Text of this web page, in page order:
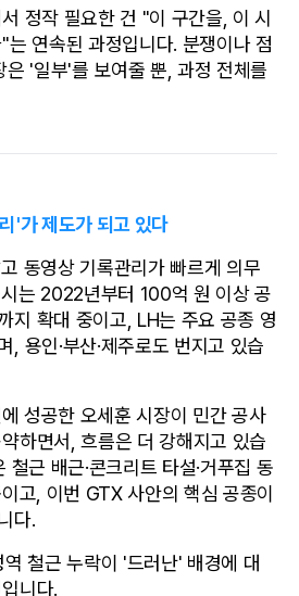
정작 필요한 건 "이 구간을, 이 시
는 연속된 과정입니다. 분쟁이나 점
은 '일부'를 보여줄 뿐, 과정 전체를
'가 제도가 되고 있다
동영상 기록관리가 빠르게 의무
는 2022년부터 100억 원 이상 공
지 확대 중이고, LH는 주요 공종 영
, 용인·부산·제주로도 번지고 있습
성공한 오세훈 시장이 민간 공사
하면서, 흐름은 더 강해지고 있습
근 배근·콘크리트 타설·거푸집 동
고, 이번 GTX 사안의 핵심 공종이
다.
철근 누락이 '드러난' 배경에 대
니다.